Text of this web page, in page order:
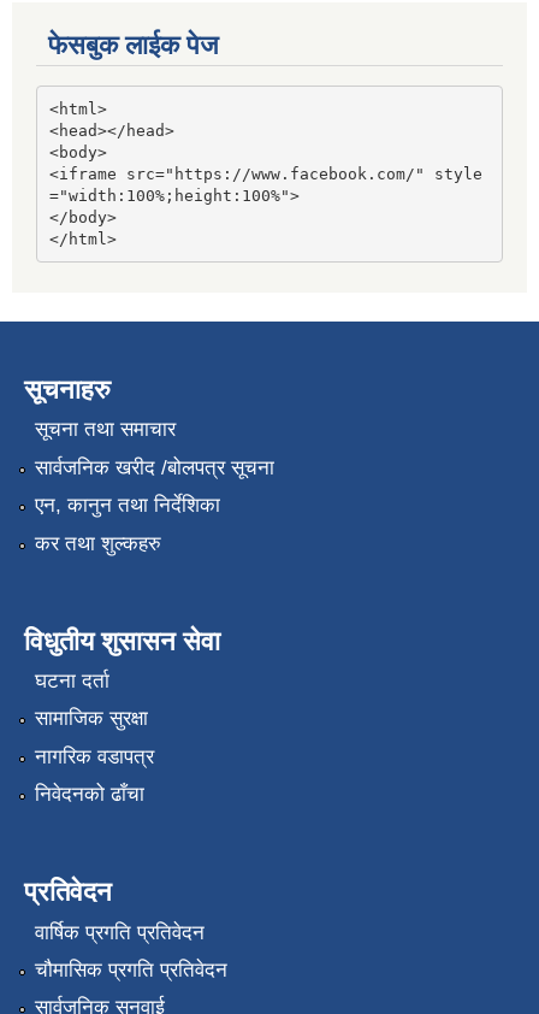
फेसबुक लाईक पेज
<html>
<head></head>
<body>
<iframe src="https://www.facebook.com/" style
="width:100%;height:100%">
</body>
</html>
सूचनाहरु
सूचना तथा समाचार
सार्वजनिक खरीद /बोलपत्र सूचना
एन, कानुन तथा निर्देशिका
कर तथा शुल्कहरु
विधुतीय शुसासन सेवा
घटना दर्ता
सामाजिक सुरक्षा
नागरिक वडापत्र
निवेदनको ढाँचा
प्रतिवेदन
वार्षिक प्रगति प्रतिवेदन
चौमासिक प्रगति प्रतिवेदन
सार्वजनिक सुनुवाई